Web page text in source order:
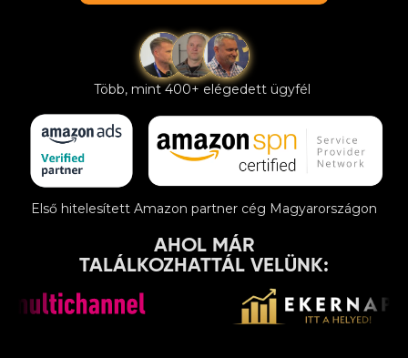
Több, mint 400+ elégedett ügyfél
Első hitelesített Amazon partner cég Magyarországon
AHOL MÁR
TALÁLKOZHATTÁL VELÜNK: